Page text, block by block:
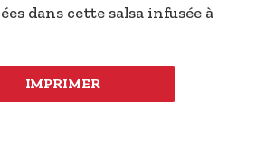
dans cette salsa infusée à
IMPRIMER